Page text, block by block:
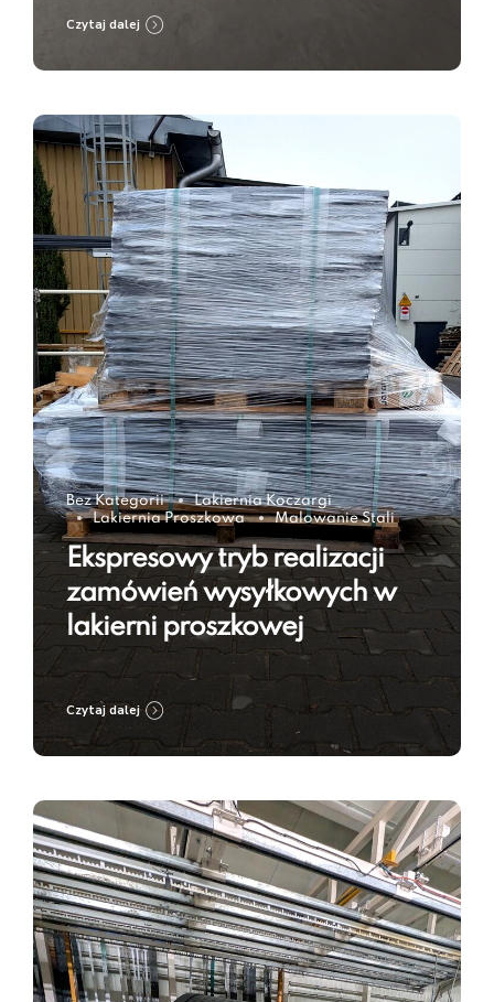
Czytaj dalej
Bez Kategorii
Lakiernia Koczargi
Lakiernia Proszkowa
Malowanie Stali
Ekspresowy tryb realizacji
zamówień wysyłkowych w
lakierni proszkowej
Czytaj dalej